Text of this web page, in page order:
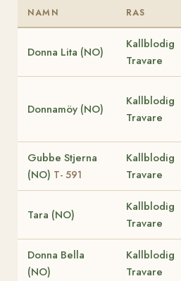
NAMN RAS
Donna Lita (NO)
Kallblodig
Travare
Donnamöy (NO)
Kallblodig
Travare
Gubbe Stjerna
(NO) T- 591
Kallblodig
Travare
Tara (NO)
Kallblodig
Travare
Donna Bella
(NO)
Kallblodig
Travare